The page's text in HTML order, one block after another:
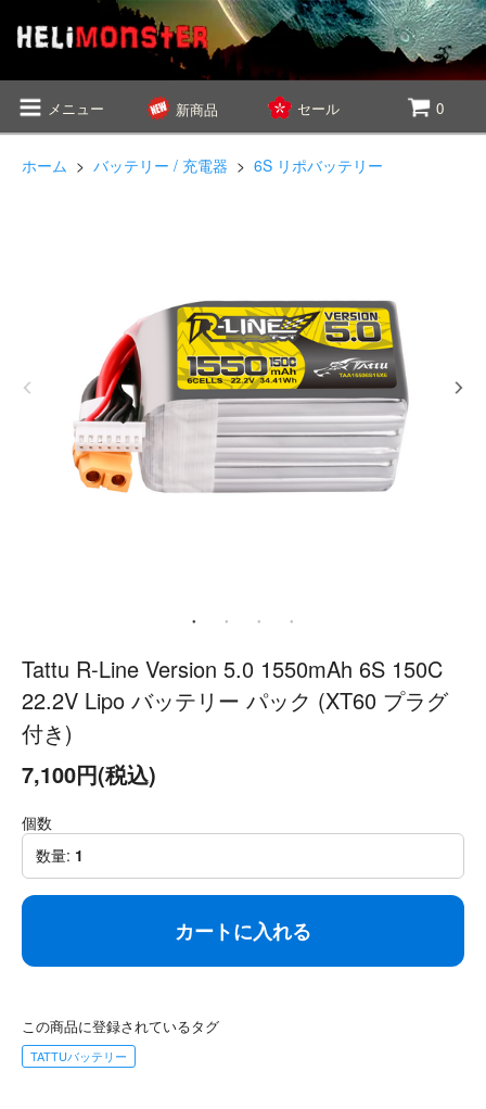
メニュー 新商品 セール 0
ホーム > バッテリー / 充電器 > 6S リポバッテリー
Tattu R-Line Version 5.0 1550mAh 6S 150C
22.2V Lipo バッテリー パック (XT60 プラグ
付き)
7,100円(税込)
個数
数量: 1
カートに入れる
この商品に登録されているタグ
TATTUバッテリー